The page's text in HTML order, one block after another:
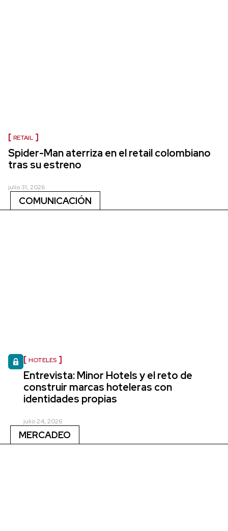
RETAIL
Spider-Man aterriza en el retail colombiano
tras su estreno
julio 31, 2026
COMUNICACIÓN
HOTELES
Entrevista: Minor Hotels y el reto de
construir marcas hoteleras con
identidades propias
julio 24, 2026
MERCADEO